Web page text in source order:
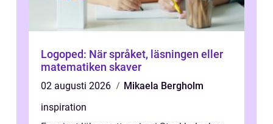
Logoped: När språket, läsningen eller
matematiken skaver
02 augusti 2026
Mikaela Bergholm
inspiration